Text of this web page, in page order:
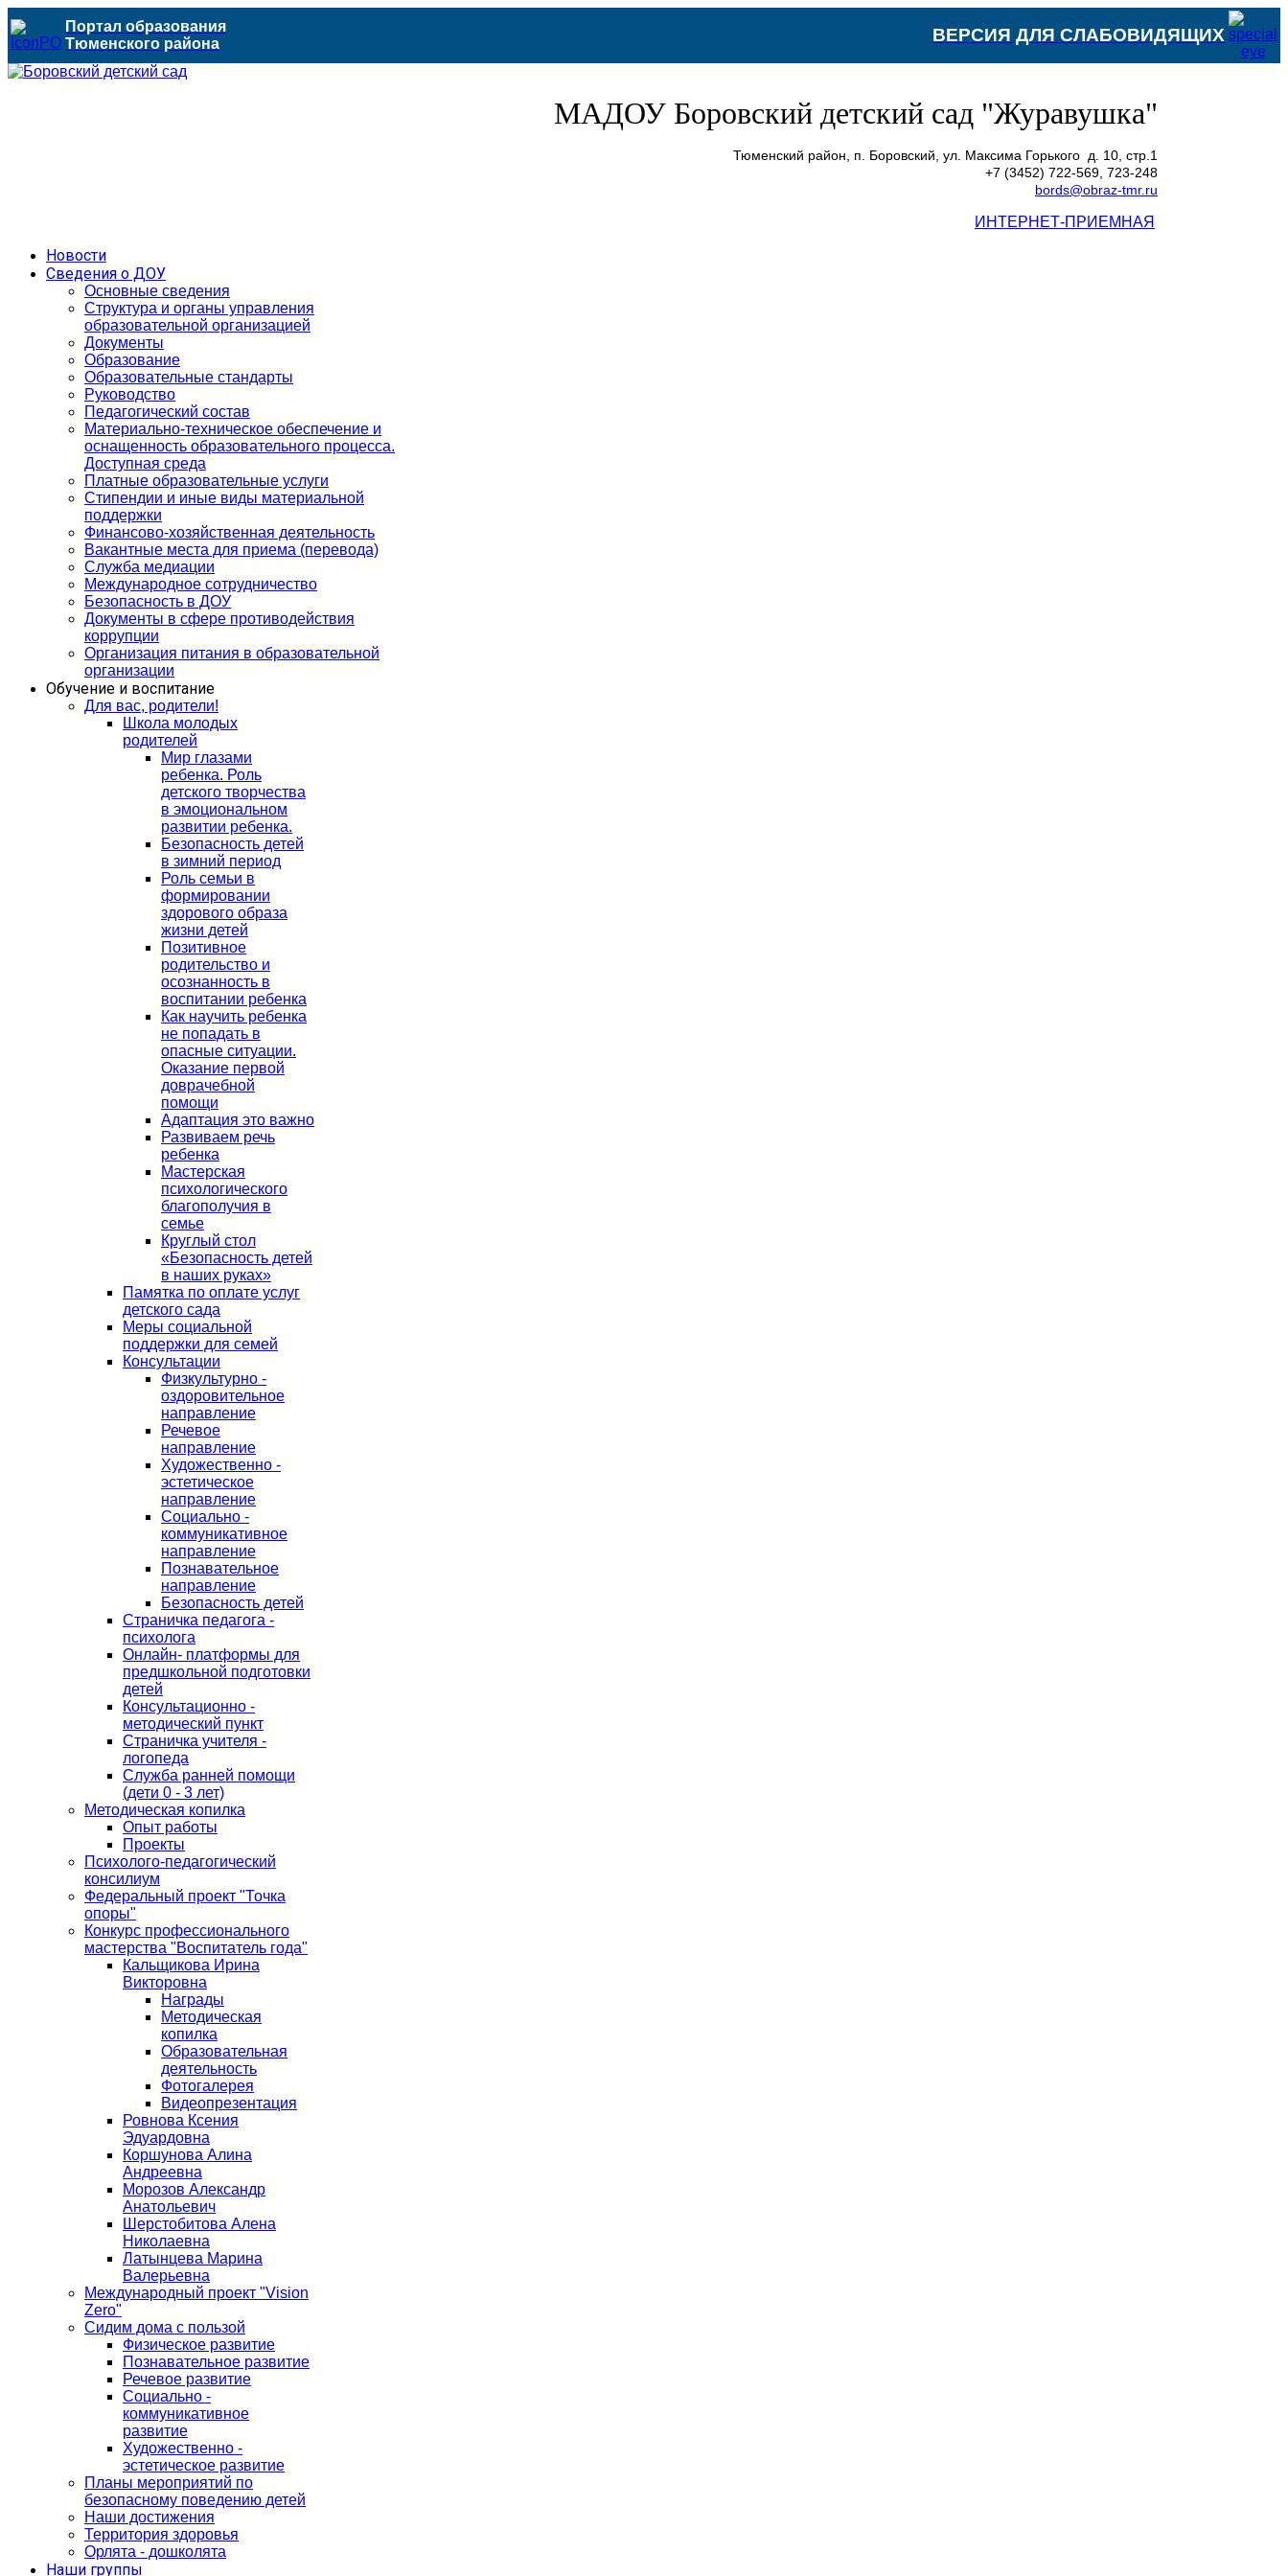
Портал образования
Тюменского района
ВЕРСИЯ ДЛЯ СЛАБОВИДЯЩИХ
МАДОУ Боровский детский сад "Журавушка"
Тюменский район, п. Боровский, ул. Максима Горького д. 10, стр.1
+7 (3452) 722-569, 723-248
bords@obraz-tmr.ru
ИНТЕРНЕТ-ПРИЕМНАЯ
Новости
Сведения о ДОУ
Основные сведения
Структура и органы управления
образовательной организацией
Документы
Образование
Образовательные стандарты
Руководство
Педагогический состав
Материально-техническое обеспечение и
оснащенность образовательного процесса.
Доступная среда
Платные образовательные услуги
Стипендии и иные виды материальной
поддержки
Финансово-хозяйственная деятельность
Вакантные места для приема (перевода)
Служба медиации
Международное сотрудничество
Безопасность в ДОУ
Документы в сфере противодействия
коррупции
Организация питания в образовательной
организации
Обучение и воспитание
Для вас, родители!
Школа молодых
родителей
Мир глазами
ребенка. Роль
детского творчества
в эмоциональном
развитии ребенка.
Безопасность детей
в зимний период
Роль семьи в
формировании
здорового образа
жизни детей
Позитивное
родительство и
осознанность в
воспитании ребенка
Как научить ребенка
не попадать в
опасные ситуации.
Оказание первой
доврачебной
помощи
Адаптация это важно
Развиваем речь
ребенка
Мастерская
психологического
благополучия в
семье
Круглый стол
«Безопасность детей
в наших руках»
Памятка по оплате услуг
детского сада
Меры социальной
поддержки для семей
Консультации
Физкультурно -
оздоровительное
направление
Речевое
направление
Художественно -
эстетическое
направление
Социально -
коммуникативное
направление
Познавательное
направление
Безопасность детей
Страничка педагога -
психолога
Онлайн- платформы для
предшкольной подготовки
детей
Консультационно -
методический пункт
Страничка учителя -
логопеда
Служба ранней помощи
(дети 0 - 3 лет)
Методическая копилка
Опыт работы
Проекты
Психолого-педагогический
консилиум
Федеральный проект "Точка
опоры"
Конкурс профессионального
мастерства "Воспитатель года"
Кальщикова Ирина
Викторовна
Награды
Методическая
копилка
Образовательная
деятельность
Фотогалерея
Видеопрезентация
Ровнова Ксения
Эдуардовна
Коршунова Алина
Андреевна
Морозов Александр
Анатольевич
Шерстобитова Алена
Николаевна
Латынцева Марина
Валерьевна
Международный проект "Vision
Zero"
Сидим дома с пользой
Физическое развитие
Познавательное развитие
Речевое развитие
Социально -
коммуникативное
развитие
Художественно -
эстетическое развитие
Планы мероприятий по
безопасному поведению детей
Наши достижения
Территория здоровья
Орлята - дошколята
Наши группы